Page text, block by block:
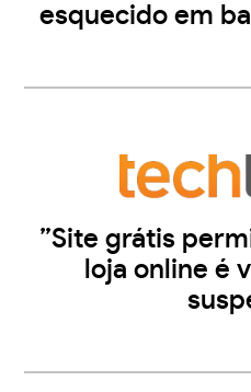
esquecido em
”Site grátis
loja online é